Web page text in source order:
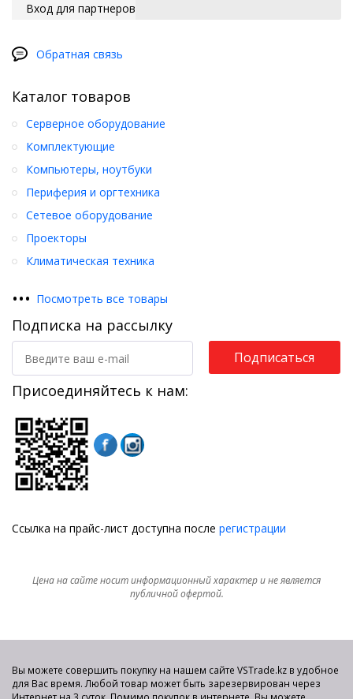
Вход для партнеров
Обратная связь
Каталог товаров
Серверное оборудование
Комплектующие
Компьютеры, ноутбуки
Периферия и оргтехника
Сетевое оборудование
Проекторы
Климатическая техника
••• Посмотреть все товары
Подписка на рассылку
Подписаться
Присоединяйтесь к нам:
Ссылка на прайс-лист доступна после регистрации
Цена на сайте носит информационный характер и не является
публичной офертой.
Вы можете совершить покупку на нашем сайте VSTrade.kz в удобное
для Вас время. Любой товар может быть зарезервирован через